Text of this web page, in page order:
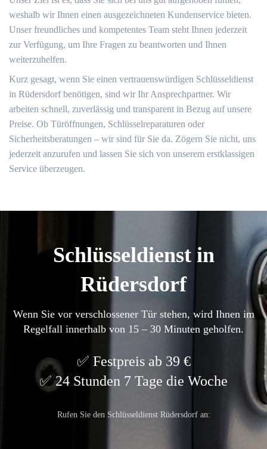
weshalb wir Ihnen einen ausgezeichneten Kundenservice bieten.
Unser freundliches und kompetentes Team steht Ihnen jederzeit
zur Verfügung, um Ihre Fragen zu beantworten und Ihnen
weiterzuhelfen.
Kurz gesagt, wenn Sie einen vertrauenswürdigen Schlüsseldienst
in Rüdersdorf benötigen, sind wir Ihr Ansprechpartner. Wir
arbeiten schnell, zuverlässig und transparent in Bezug auf unsere
Preise. Ob Türöffnungen, Schlüsselreparaturen oder
Sicherheitsberatungen – wir sind für Sie da. Zögern Sie nicht, uns
jederzeit anzurufen und lassen Sie sich von unserem erstklassigen
Service überzeugen.
Schlüsseldienst in
Rüdersdorf
Wenn Sie vor verschlossener Tür stehen, wird Ihnen im
Regelfall innerhalb von 15 – 30 Minuten geholfen.
Festpreis ab 39 €
24 Stunden 7 Tage die Woche
Rufen Sie den Schlüsseldienst Rüdersdorf an: